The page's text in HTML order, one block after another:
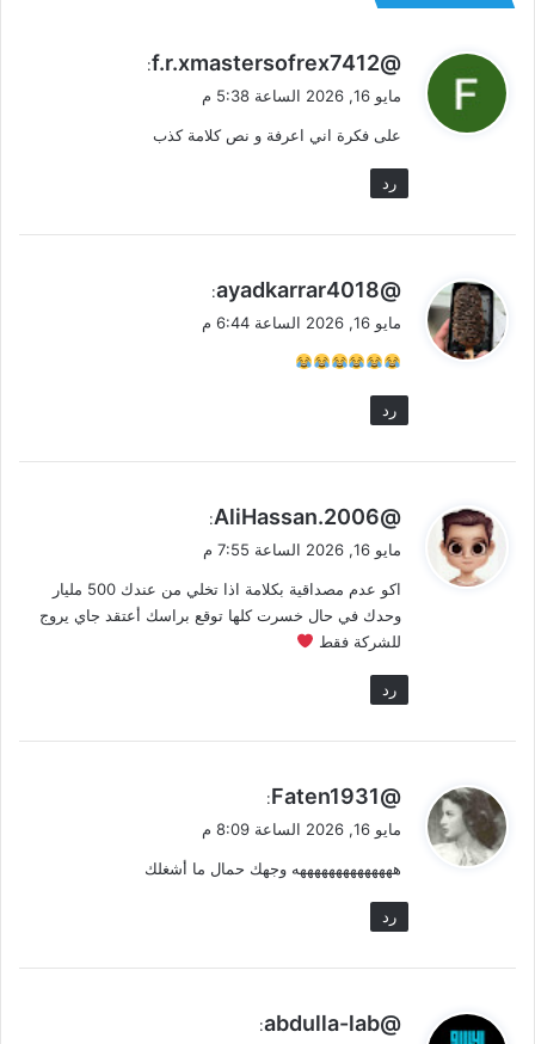
ي
ل
@f.r.xmastersofrex7412
:
مايو 16, 2026 الساعة 5:38 م
على فكرة اني اعرفة و نص كلامة كذب
رد
ي
ل
@ayadkarrar4018
:
مايو 16, 2026 الساعة 6:44 م
رد
ي
ل
@AliHassan.2006
:
مايو 16, 2026 الساعة 7:55 م
اكو عدم مصداقية بكلامة اذا تخلي من عندك 500 مليار
وحدك في حال خسرت كلها توقع براسك أعتقد جاي يروج
للشركة فقط
رد
ي
ل
@Faten1931
:
مايو 16, 2026 الساعة 8:09 م
ههههههههههههههه وجهك حمال ما أشغلك
رد
ي
@abdulla-lab
: